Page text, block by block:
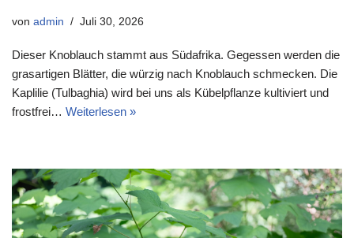
von admin Juli 30, 2026
Dieser Knoblauch stammt aus Südafrika. Gegessen werden die
grasartigen Blätter, die würzig nach Knoblauch schmecken. Die
Kaplilie (Tulbaghia) wird bei uns als Kübelpflanze kultiviert und
frostfrei… Weiterlesen »